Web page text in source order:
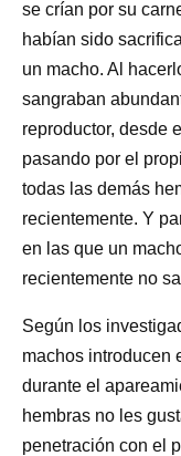
se crían por su
habían sido
un macho. Al
sangraban
reproductor, desde
pasando por el
todas las demás
recientemente. Y
en las que un
recientemente no
Según los
machos introducen
durante el
hembras no les
penetración con el